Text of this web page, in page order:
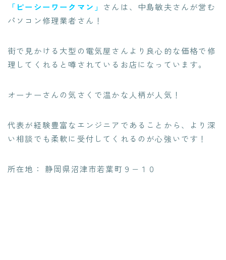
「ピーシーワークマン」 さんは、中島敏夫さんが営む
パソコン修理業者さん！
街で見かける 大型の電気屋さんより良心的な価格で修
理してくれる と噂されているお店になっています。
オーナーさんの気さくで温かな人柄が人気 ！
代表が経験豊富なエンジニアであることから、より深
い相談でも柔軟に受付してくれるのが心強いです！
所在地： 静岡県沼津市若葉町９−１０